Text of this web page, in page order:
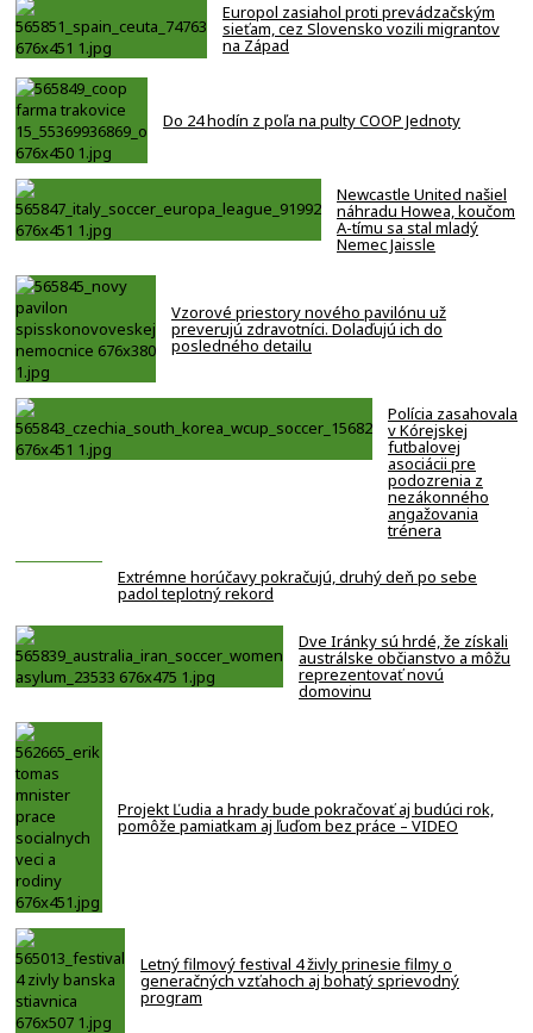
Europol zasiahol proti prevádzačským
sieťam, cez Slovensko vozili migrantov
na Západ
Do 24 hodín z poľa na pulty COOP Jednoty
Newcastle United našiel
náhradu Howea, koučom
A-tímu sa stal mladý
Nemec Jaissle
Vzorové priestory nového pavilónu už
preverujú zdravotníci. Dolaďujú ich do
posledného detailu
Polícia zasahovala
v Kórejskej
futbalovej
asociácii pre
podozrenia z
nezákonného
angažovania
trénera
Extrémne horúčavy pokračujú, druhý deň po sebe
padol teplotný rekord
Dve Iránky sú hrdé, že získali
austrálske občianstvo a môžu
reprezentovať novú
domovinu
Projekt Ľudia a hrady bude pokračovať aj budúci rok,
pomôže pamiatkam aj ľuďom bez práce – VIDEO
Letný filmový festival 4 živly prinesie filmy o
generačných vzťahoch aj bohatý sprievodný
program